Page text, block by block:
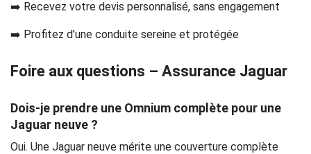
➡️ Recevez votre devis personnalisé, sans engagement
➡️ Profitez d’une conduite sereine et protégée
Foire aux questions – Assurance Jaguar
Dois-je prendre une Omnium complète pour une
Jaguar neuve ?
Oui. Une Jaguar neuve mérite une couverture complète